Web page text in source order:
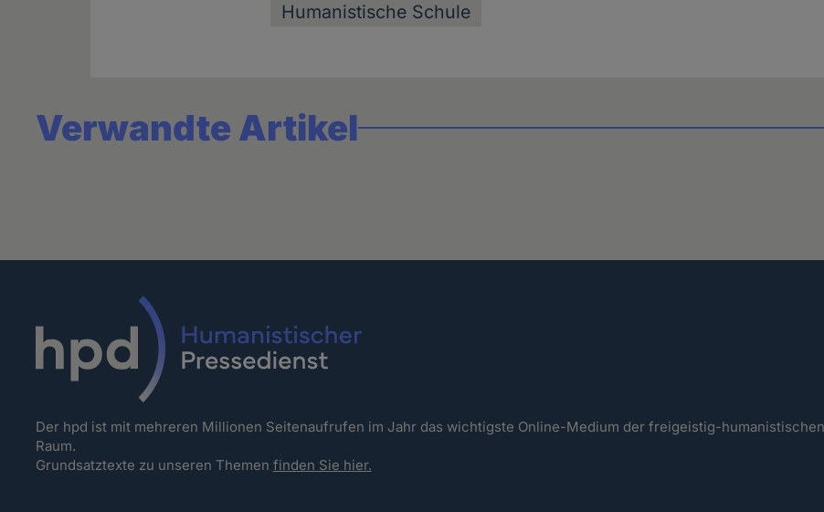
Humanistische Schule
Verwandte Artikel
Der hpd ist mit mehreren Millionen Seitenaufrufen im Jahr das wichtigste Online-Medium der freigeistig-
Raum.
Grundsatztexte zu unseren Themen finden Sie hier.